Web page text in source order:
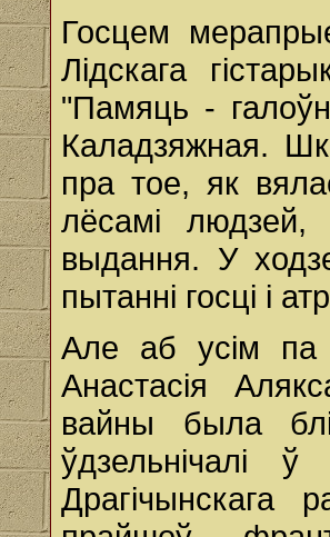
Госцем
Лідскага
"Памяць -
Каладзяжная.
пра тое, як
лёсамі людзей,
выдання. У
пытанні госці і
Але аб усім па
Анастасія
вайны была
ўдзельнічалі
Драгічынскага